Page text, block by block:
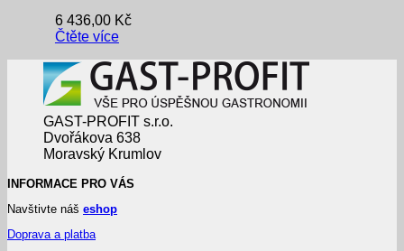
6 436,00 Kč
Čtěte více
GAST-PROFIT s.r.o.
Dvořákova 638
Moravský Krumlov
INFORMACE PRO VÁS
Navštivte náš eshop
Doprava a platba